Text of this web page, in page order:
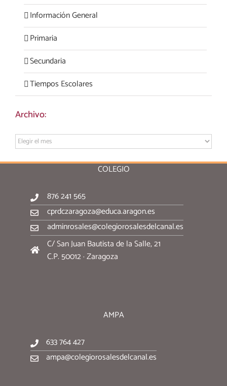
Información General
Primaria
Secundaria
Tiempos Escolares
Archivo:
Archivo:
COLEGIO
876 241 565
cprdczaragoza@educa.aragon.es
adminrosales@colegiorosalesdelcanal.es
C/ San Juan Bautista de la Salle, 21
C.P. 50012 · Zaragoza
AMPA
633 764 427
ampa@colegiorosalesdelcanal.es